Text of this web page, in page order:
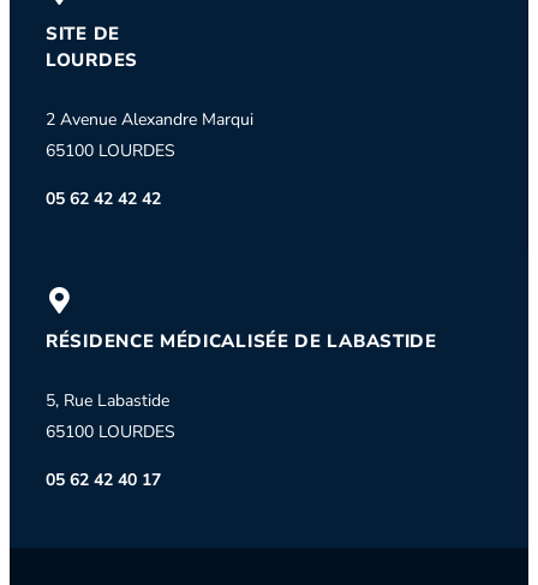
SITE DE
LOURDES
2 Avenue Alexandre Marqui
65100 LOURDES
05 62 42 42 42
RÉSIDENCE MÉDICALISÉE DE LABASTIDE
5, Rue Labastide
65100 LOURDES
05 62 42 40 17